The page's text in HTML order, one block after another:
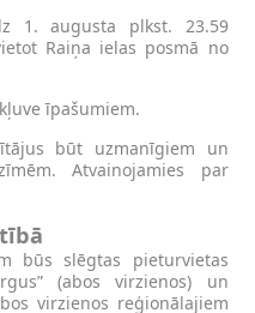
1. augusta plkst. 23.59
Raiņa ielas posmā no
īpašumiem.
būt uzmanīgiem un
Atvainojamies par
būs slēgtas pieturvietas
(abos virzienos) un
virzienos reģionālajiem